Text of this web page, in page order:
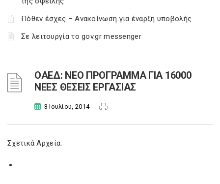
Πόθεν έσχες – Ανακοίνωση για έναρξη υποβολής
Σε λειτουργία το gov.gr messenger
ΟΑΕΔ: ΝΕΟ ΠΡΟΓΡΑΜΜΑ ΓΙΑ 16000
ΝΕΕΣ ΘΕΣΕΙΣ ΕΡΓΑΣΙΑΣ
3 Ιουλίου, 2014
Σχετικά Αρχεία: